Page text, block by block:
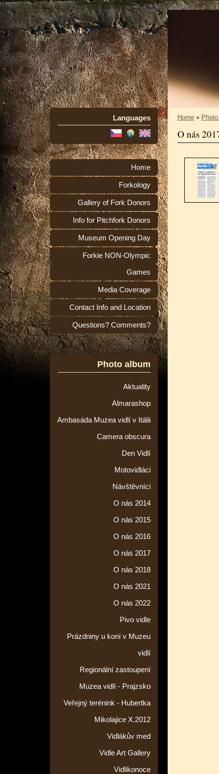
Languages
Home
Forkology
Gallery of Fork Donors
Info for Pitchfork Donors
Museum Opening Day
Forkie NON-Olympic
Games
Media Coverage
Contact Info and Location
Questions? Comments?
Photo album
Aktuality
Almarashop
Ambasáda Muzea vidlí v Itálii
Camera obscura
Den Vidlí
Motovidláci
Návštěvníci
O nás 2014
O nás 2015
O nás 2016
O nás 2017
O nás 2018
O nás 2021
O nás 2022
Pivo vidle
Prázdniny u koní v Muzeu
vidlí
Regionální zastoupení
Muzea vidlí - Prajzsko
Veřejný terénink - Hubertka
Mikolajice X.2012
Vidlákův med
Vidle Art Gallery
Vidlikonoce
Home »
O nás